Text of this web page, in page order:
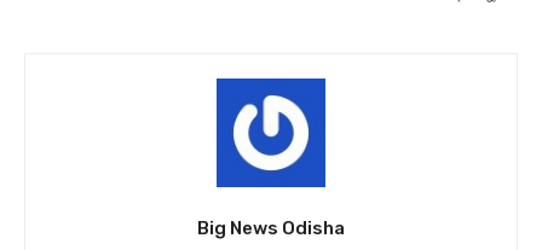
Big News Odisha